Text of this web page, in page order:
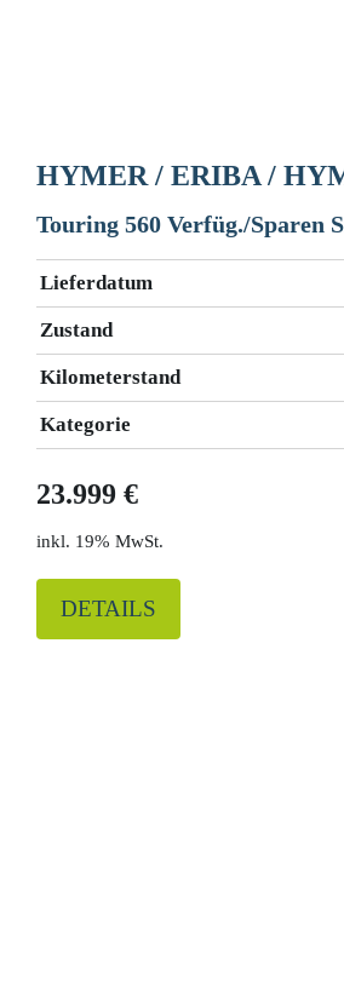
HYMER / ERIBA /
Touring 560 Verfüg./Sparen
Lieferdatum
Zustand
Kilometerstand
Kategorie
23.999 €
19% MwSt.
DETAILS